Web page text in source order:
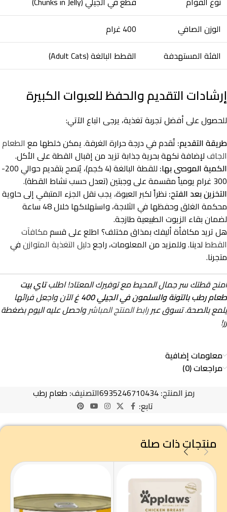
الوزن الصافي
400 غرام
الفئة المستهدفة
القطط البالغة (Adult Cats)
إرشادات التقديم والحفظ للعبوات الكبيرة
للحصول على أفضل تجربة تغذية، يرجى اتباع الآتي:
طريقة التقديم: تُقدم في درجة حرارة الغرفة. يمكن خلطها مع الطعام
الجافلإضافة نكهة بحرية جذابة تزيد من إقبال القطة على الأكل.
الكمية الموصى بها:
للقطة البالغة (4 كجم)، يُنصح بتقديم حوالي 200-
300 غرام يومياً مقسمة على وجبتين (تعدل حسب نشاط القطة).
التخزين بعد الفتح: نظراً لكبر العبوة، يجب نقل الجزء المتبقي إلى حاوية
محكمة الغلق وحفظها في الثلاجة، واستهلاكها خلال 48 ساعة
لضمان بقاء الزيوت الطبيعية طازجة.
هل تريد مكافأة أليفك بمذاق مختلف؟ اطلع على قسممكافآت
القططلدينا. وللمزيد من المعلومات، راجعدليل التغذية المتوازنفي
متجرنا.
امنح قطتك سر جمال المحيط مع توفيرك المعتاد! اطلبتاي بيت
طعام رطب بالتونة والسلمون في الجيلي 400 غ
الآن واجعل فرائها
يلمع بالصحة. تسوق عبررابط المنتج المباشرواحصل عليه اليوم بضغطة
زر!
معلومات إضافية
مراجعات (0)
رمز المنتج:6935246710434التصنيف: طعام رطب
تابع:
منتجات ذات صلة